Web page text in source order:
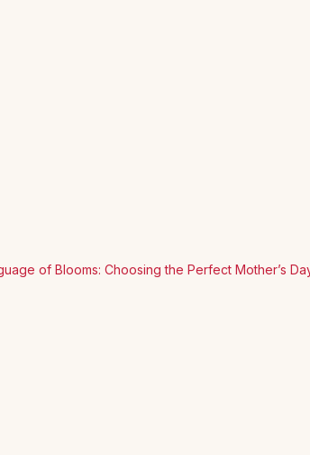
of Blooms: Choosing the Perfect Mother’s